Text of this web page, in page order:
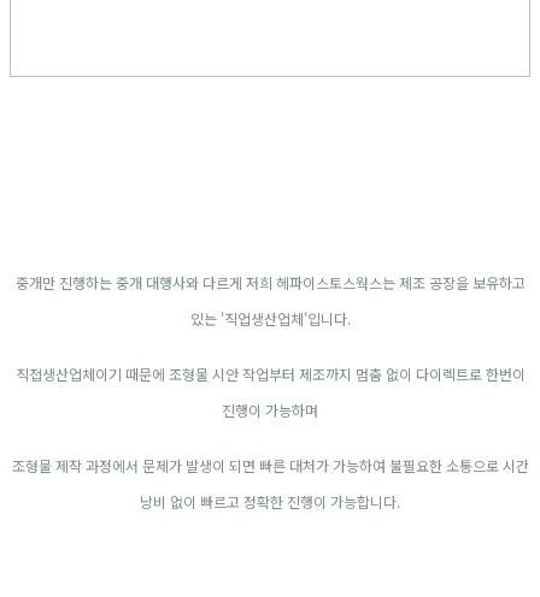
중개만 진행하는 중개 대행사와 다르게 저희 헤파이스토스웍스는 제조 공장을 보유하고
있는 '직업생산업체'입니다.
직접생산업체이기 때문에 조형물 시안 작업부터 제조까지 멈춤 없이 다이렉트로 한번이
진행이 가능하며
조형물 제작 과정에서 문제가 발생이 되면 빠른 대처가 가능하여 불필요한 소통으로 시간
낭비 없이 빠르고 정확한 진행이 가능합니다.